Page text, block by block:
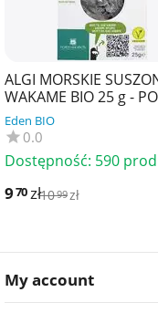
ALGI MORSKIE
WAKAME BIO 25 g -
MUINOS
Eden BIO
0.0
Dostępność: 590
970zł1099zł
My account